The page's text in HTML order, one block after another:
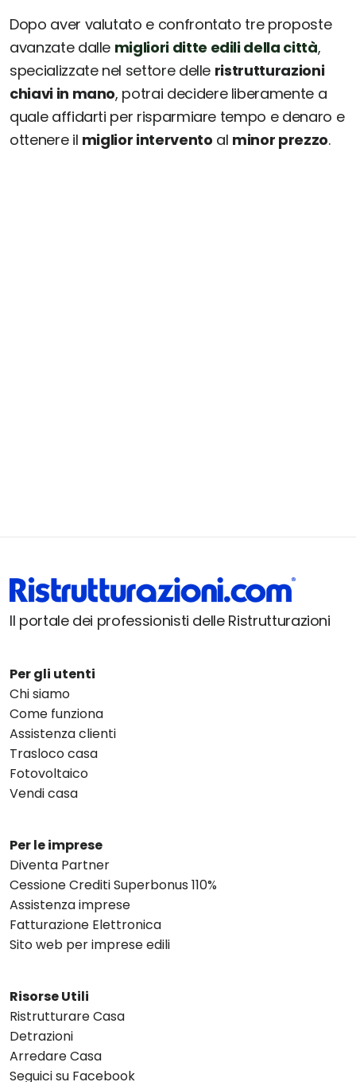
Dopo aver valutato e confrontato tre proposte
avanzate dalle migliori ditte edili della città,
specializzate nel settore delle ristrutturazioni
chiavi in mano, potrai decidere liberamente a
quale affidarti per risparmiare tempo e denaro e
ottenere il miglior intervento al minor prezzo.
Il portale dei professionisti delle Ristrutturazioni
Per gli utenti
Chi siamo
Come funziona
Assistenza clienti
Trasloco casa
Fotovoltaico
Vendi casa
Per le imprese
Diventa Partner
Cessione Crediti Superbonus 110%
Assistenza imprese
Fatturazione Elettronica
Sito web per imprese edili
Risorse Utili
Ristrutturare Casa
Detrazioni
Arredare Casa
Seguici su Facebook